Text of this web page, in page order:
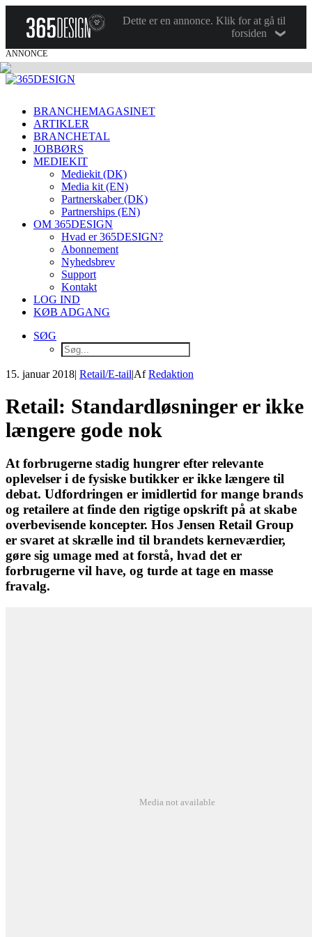
Dette er en annonce. Klik for at gå til
forsiden
ANNONCE
BRANCHEMAGASINET
ARTIKLER
BRANCHETAL
JOBBØRS
MEDIEKIT
Mediekit (DK)
Media kit (EN)
Partnerskaber (DK)
Partnerships (EN)
OM 365DESIGN
Hvad er 365DESIGN?
Abonnement
Nyhedsbrev
Support
Kontakt
LOG IND
KØB ADGANG
SØG
15. januar 2018| Retail/E-tail|AfRedaktion
Retail: Standardløsninger er ikke
længere gode nok
At forbrugerne stadig hungrer efter relevante
oplevelser i de fysiske butikker er ikke længere til
debat. Udfordringen er imidlertid for mange brands
og retailere at finde den rigtige opskrift på at skabe
overbevisende koncepter. Hos Jensen Retail Group
er svaret at skrælle ind til brandets kerneværdier,
gøre sig umage med at forstå, hvad det er
forbrugerne vil have, og turde at tage en masse
fravalg.
Media not available